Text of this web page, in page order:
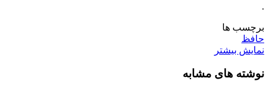
.
برچسب ها
حافظ
نمایش بیشتر
نوشته های مشابه